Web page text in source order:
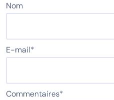
Nom
E-mail*
Commentaires*